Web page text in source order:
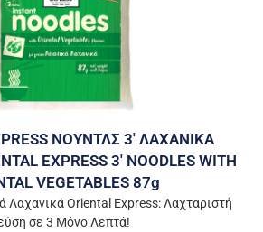
ΝΟΥΝΤΛΣ 3′ ΛΑΧΑΝΙΚΑ
EXPRESS 3′ NOODLES WITH
VEGETABLES 87g
Λαχανικά Oriental Express: Λαχταριστή
σε 3 Μόνο Λεπτά!